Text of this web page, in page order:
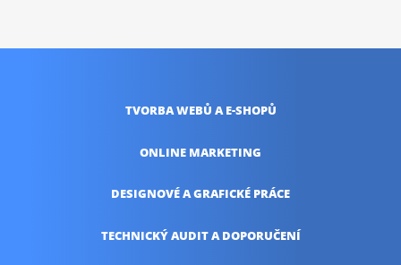
TVORBA WEBŮ A E-SHOPŮ
ONLINE MARKETING
DESIGNOVÉ AGRAFICKÉ PRÁCE
TECHNICKÝ AUDITA DOPORUČENÍ